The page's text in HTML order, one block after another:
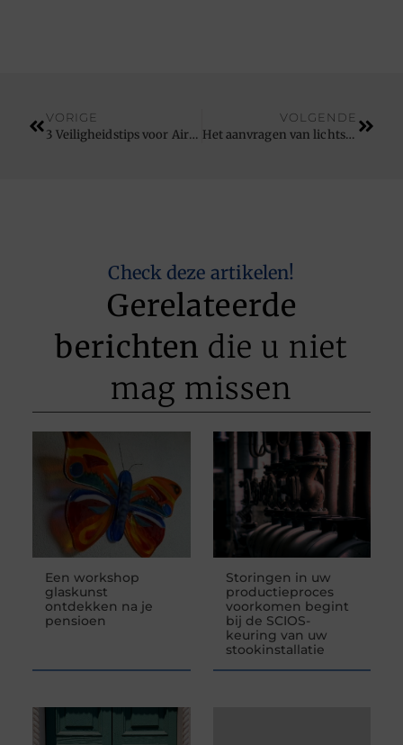
VORIGE
3 Veiligheidstips voor Airbnb®-hosts
VOLGENDE
Het aanvragen van lichtstraat offerte
Check deze artikelen!
Gerelateerde
berichten die u niet
mag missen
Een workshop
glaskunst
ontdekken na je
pensioen
Storingen in uw
productieproces
voorkomen begint
bij de SCIOS-
keuring van uw
stookinstallatie